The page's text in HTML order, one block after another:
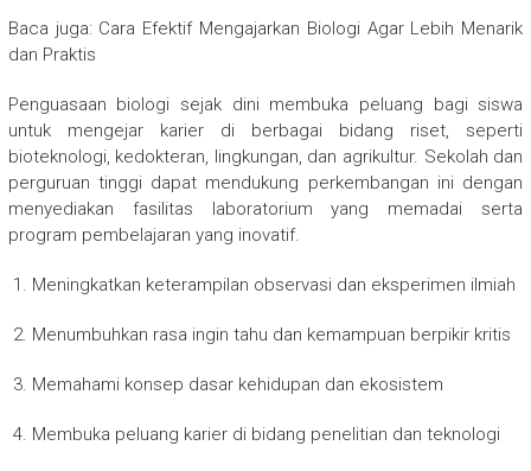
Baca juga: Cara Efektif Mengajarkan Biologi Agar Lebih Menarik
dan Praktis
Penguasaan biologi sejak dini membuka peluang bagi siswa
untuk mengejar karier di berbagai bidang riset, seperti
bioteknologi, kedokteran, lingkungan, dan agrikultur. Sekolah dan
perguruan tinggi dapat mendukung perkembangan ini dengan
menyediakan fasilitas laboratorium yang memadai serta
program pembelajaran yang inovatif.
Meningkatkan keterampilan observasi dan eksperimen ilmiah
Menumbuhkan rasa ingin tahu dan kemampuan berpikir kritis
Memahami konsep dasar kehidupan dan ekosistem
Membuka peluang karier di bidang penelitian dan teknologi